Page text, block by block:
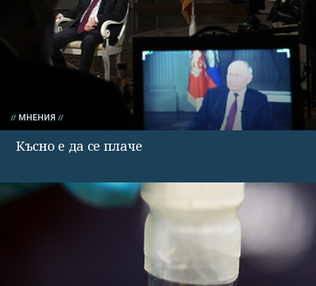
МНЕНИЯ
Късно е да се плаче